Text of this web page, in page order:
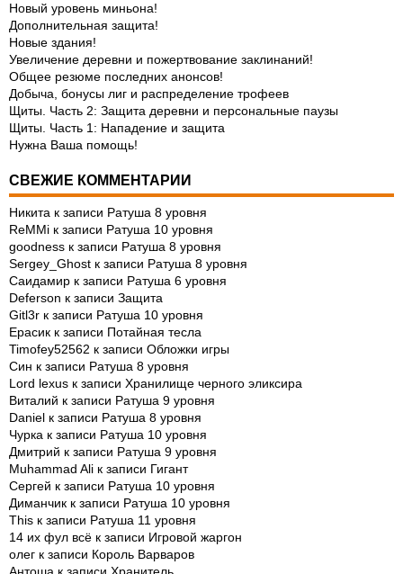
Новый уровень миньона!
Дополнительная защита!
Новые здания!
Увеличение деревни и пожертвование заклинаний!
Общее резюме последних анонсов!
Добыча, бонусы лиг и распределение трофеев
Щиты. Часть 2: Защита деревни и персональные паузы
Щиты. Часть 1: Нападение и защита
Нужна Ваша помощь!
СВЕЖИЕ КОММЕНТАРИИ
Никита к записи Ратуша 8 уровня
ReMMi к записи Ратуша 10 уровня
goodness к записи Ратуша 8 уровня
Sergey_Ghost к записи Ратуша 8 уровня
Саидамир к записи Ратуша 6 уровня
Deferson к записи Защита
Gitl3r к записи Ратуша 10 уровня
Ерасик к записи Потайная тесла
Timofey52562 к записи Обложки игры
Син к записи Ратуша 8 уровня
Lord lexus к записи Хранилище черного эликсира
Виталий к записи Ратуша 9 уровня
Daniel к записи Ратуша 8 уровня
Чурка к записи Ратуша 10 уровня
Дмитрий к записи Ратуша 9 уровня
Muhammad Ali к записи Гигант
Сергей к записи Ратуша 10 уровня
Диманчик к записи Ратуша 10 уровня
This к записи Ратуша 11 уровня
14 их фул всё к записи Игровой жаргон
олег к записи Король Варваров